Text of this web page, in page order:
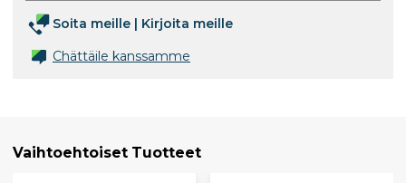
Soita meille
Kirjoita meille
Chättäile kanssamme
Vaihtoehtoiset Tuotteet